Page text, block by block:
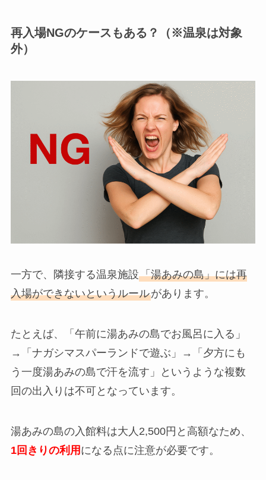
再入場NGのケースもある？（※温泉は対象
外）
一方で、隣接する温泉施設「湯あみの島」には再
入場ができないというルールがあります。
たとえば、「午前に湯あみの島でお風呂に入る」
→「ナガシマスパーランドで遊ぶ」→「夕方にも
う一度湯あみの島で汗を流す」というような複数
回の出入りは不可となっています。
湯あみの島の入館料は大人2,500円と高額なため、
1回きりの利用 になる点に注意が必要です。